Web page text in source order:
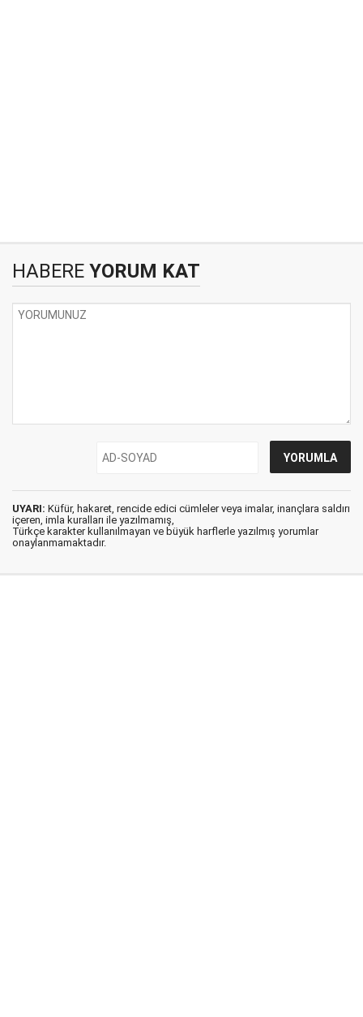
HABERE YORUM KAT
UYARI: Küfür, hakaret, rencide edici cümleler veya imalar, inançlara saldırı
içeren, imla kuralları ile yazılmamış,
Türkçe karakter kullanılmayan ve büyük harflerle yazılmış yorumlar
onaylanmamaktadır.